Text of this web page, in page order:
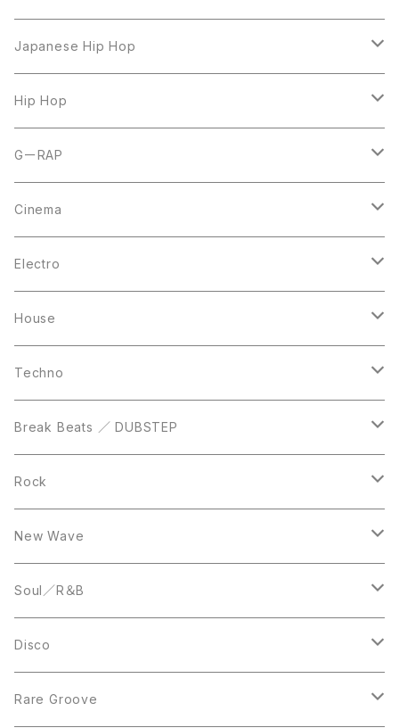
LP
7inch
CD
12inch
10inch
Casette Tape
Japanese Hip Hop
12inch
LP
Hip Hop
LP
12inch
CD
GーRAP
12inch
LP
Cinema
LP
12inch
DVD
Electro
12inch
LP
House
LP
12inch
10inch
Techno
12inch
LP
Break Beats ／ DUBSTEP
12inch
LP
Rock
12inch
LP
New Wave
12inch
LP
Soul／R＆B
LP
12inch
Disco
7inch
Rare Groove